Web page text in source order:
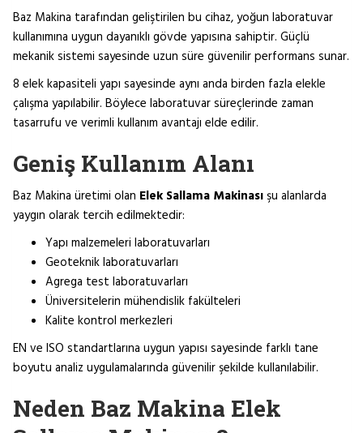
Baz Makina tarafından geliştirilen bu cihaz, yoğun laboratuvar
kullanımına uygun dayanıklı gövde yapısına sahiptir. Güçlü
mekanik sistemi sayesinde uzun süre güvenilir performans sunar.
8 elek kapasiteli yapı sayesinde aynı anda birden fazla elekle
çalışma yapılabilir. Böylece laboratuvar süreçlerinde zaman
tasarrufu ve verimli kullanım avantajı elde edilir.
Geniş Kullanım Alanı
Baz Makina üretimi olan Elek Sallama Makinasışu alanlarda
yaygın olarak tercih edilmektedir:
Yapı malzemeleri laboratuvarları
Geoteknik laboratuvarları
Agrega test laboratuvarları
Üniversitelerin mühendislik fakülteleri
Kalite kontrol merkezleri
EN ve ISO standartlarına uygun yapısı sayesinde farklı tane
boyutu analiz uygulamalarında güvenilir şekilde kullanılabilir.
Neden Baz Makina Elek